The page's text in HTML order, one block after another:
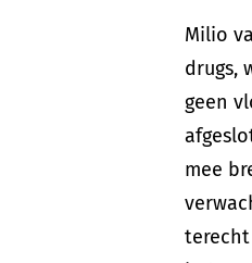
Milio
drugs,
geen
mee